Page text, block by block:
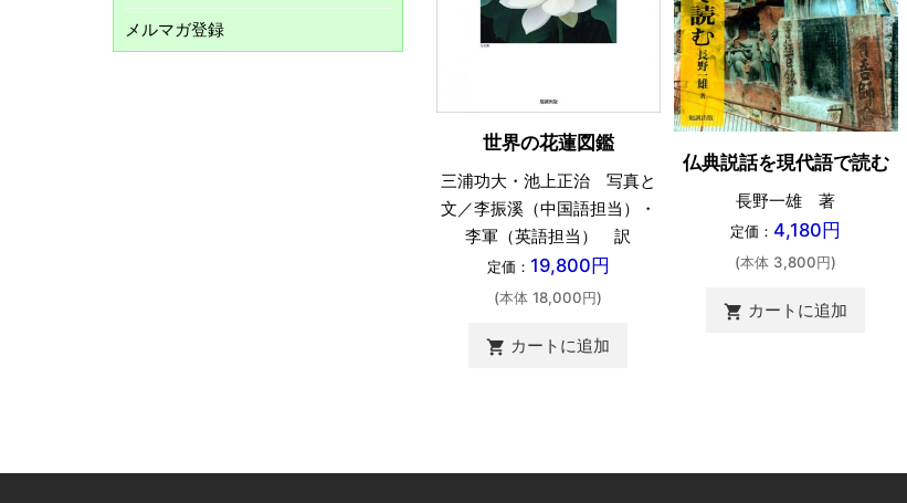
世界の花蓮図鑑
三浦功大・池上正治 写真と
文／李振溪（中国語担当）・
李軍（英語担当） 訳
定価： 19,800円
(本体 18,000円)
shopping_cart カートに追加
仏典説話を現代語で読む
長野一雄 著
定価： 4,180円
(本体 3,800円)
shopping_cart カートに追加
メルマガ登録